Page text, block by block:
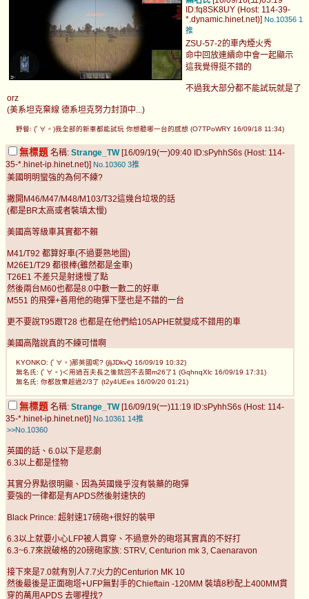
ID:fq8SK8UY (Host: 114-39-
*.dynamic.hinet.net)] No.10356 1
推
ZSU-57-2的車內煙火秀
命中回放連續命中會一起顯示
這我覺得挺不錯的
不過我大部分都不能試玩就是了
orz
(美系坦克棄線 德系坦克努力封頂中...)
野餐: (ﾟ∀。)我全部的新車都能試玩 你想聽哪一台的感想 (O7TPoWRY 16/09/18 11:34)
無標題 名稱: Strange_TW[16/09/19(一)09:40 ID:sPyhhS6s (Host: 114-
35-*.hinet-ip.hinet.net)] No.10360 3推
美國明明蠻強的為何不練?
撇開M46/M47/M48/M103/T32這幾台垃圾的話
(都是BR太高或者裝填太慢)
美國高等級車其實都不賴
M41/T92 都算好車(不過要熟地圖)
M26E1/T29 都很棒(雖然都是金車)
T26E1 不差只是射速慢了點
然後兩台M60也都是8.0中數一數二的好車
M551 的飛彈+善用他的砲彈下墜也是不錯的一台
更不要說T95跟T28 也都是在他們給105APHE就變成不錯用的車
美國高階說真的不練可惜啊
KYONKO: (ﾟ∀。)那英國呢? (jljJDkvQ 16/09/19 10:32)
無名氏: (ﾟ∀。)＜用過百夫長之後就回不去開m26了1 (GqhnqXlc 16/09/19 17:31)
無名氏: 你都放棄超過2/3了 (t2y4UEes 16/09/20 01:21)
無標題 名稱: Strange_TW[16/09/19(一)11:19 ID:sPyhhS6s (Host: 114-
35-*.hinet-ip.hinet.net)] No.10361 14推
>>No.10360
英國的話、6.0以下是悲劇
6.3以上都是怪物
其實分界點很明顯、因為英國幾乎沒有裝藥的砲彈
要強的一律都是有APDS然後射速快的
Black Prince: 超射速17磅砲+很好的裝甲
6.3以上就要小心LFP被人貫穿、不過意外的砲塔其實真的不好打
6.3~6.7來說破格的20磅砲家族: STRV, Centurion mk 3, Caenaravon
接下來是7.0就有別人7.7火力的Centurion MK 10
然後最後是正面砲塔+UFP無對手的Chieftain -120MM 裝填8秒配上400MM貫
穿的萬用APDS 去哪裡找?